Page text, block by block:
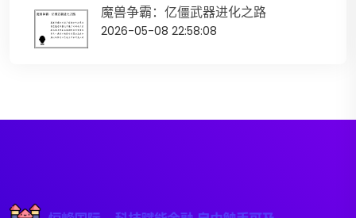
魔兽争霸：亿僵武器进化之路
2026-05-08 22:58:08